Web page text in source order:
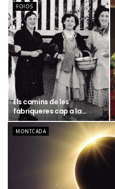
FOIOS
Els camins de les
fabriqueres cap a la
Jutera de Foios
MONTCADA